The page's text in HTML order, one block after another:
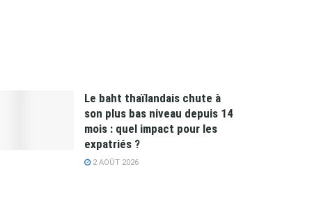
Le baht thaïlandais chute à
son plus bas niveau depuis 14
mois : quel impact pour les
expatriés ?
2 AOÛT 2026